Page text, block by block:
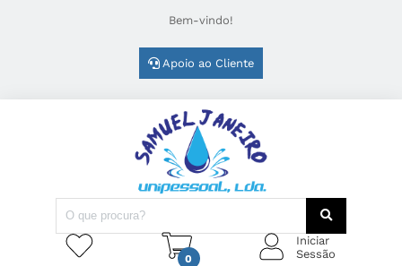
Bem-vindo!
Apoio ao Cliente
0
Iniciar
Sessão